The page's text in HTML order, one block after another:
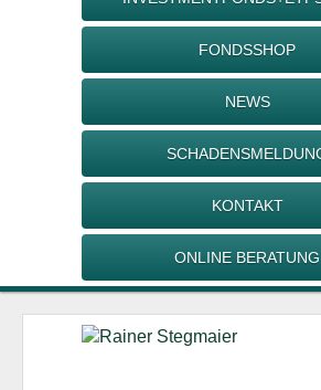
FONDSSHOP
NEWS
KONTAKT
ONLINE BERATUNG